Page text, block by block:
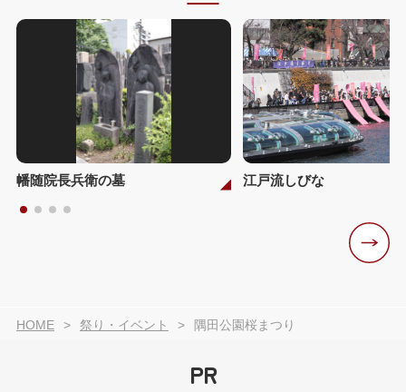
幡随院長兵衛の墓 江戸流しびな
HOME 祭り・イベント 隅田公園桜まつり
PR